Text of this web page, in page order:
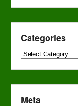
Categories
Categories
Meta